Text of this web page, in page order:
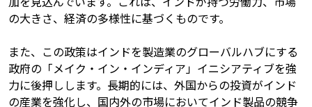
の大きさ、経済の多様性に基づくものです。
また、この政策はインドを製造業のグローバルハブにする
政府の「メイク・イン・インディア」イニシアティブを強
力に後押しします。長期的には、外国からの投資がインド
の産業を強化し、国内外の市場においてインド製品の競争